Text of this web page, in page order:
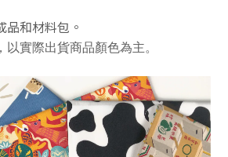
品和材料包。
實際出貨商品顏色為主。